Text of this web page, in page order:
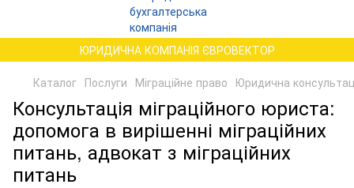
ЮРИДИЧНА КОМПАНІЯ ЄВРОВЕКТОР
Каталог Послуги Міграційне право Юридична
Консультація міграційного юриста:
допомога в вирішенні міграційних
питань, адвокат з міграційних
питань